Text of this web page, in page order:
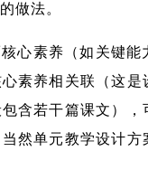
做法。
心素养（如关键
素养相关联（这
含若干篇课文）
然单元教学设计